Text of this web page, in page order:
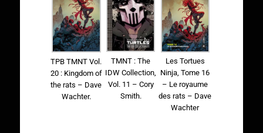
TPB TMNT Vol.
20 : Kingdom of
the rats – Dave
Wachter.
TMNT : The
IDW Collection,
Vol. 11 – Cory
Smith.
Les Tortues
Ninja, Tome 16
– Le royaume
des rats – Dave
Wachter